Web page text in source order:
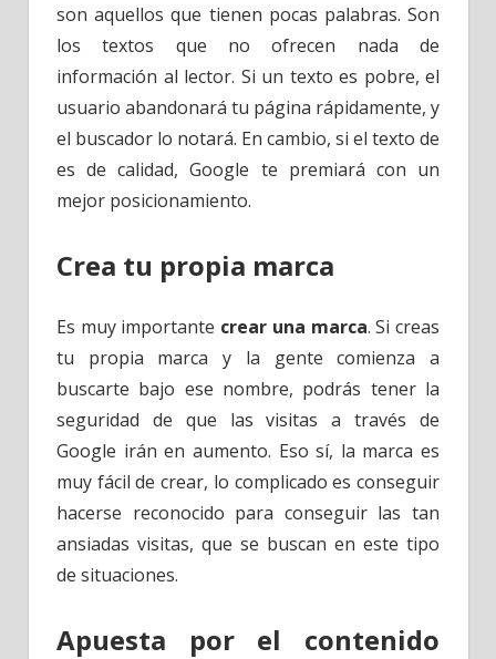
son aquellos que tienen pocas palabras. Son
los textos que no ofrecen nada de
información al lector. Si un texto es pobre, el
usuario abandonará tu página rápidamente, y
el buscador lo notará. En cambio, si el texto de
es de calidad, Google te premiará con un
mejor posicionamiento.
Crea tu propia marca
Es muy importante crear una marca. Si creas
tu propia marca y la gente comienza a
buscarte bajo ese nombre, podrás tener la
seguridad de que las visitas a través de
Google irán en aumento. Eso sí, la marca es
muy fácil de crear, lo complicado es conseguir
hacerse reconocido para conseguir las tan
ansiadas visitas, que se buscan en este tipo
de situaciones.
Apuesta por el contenido